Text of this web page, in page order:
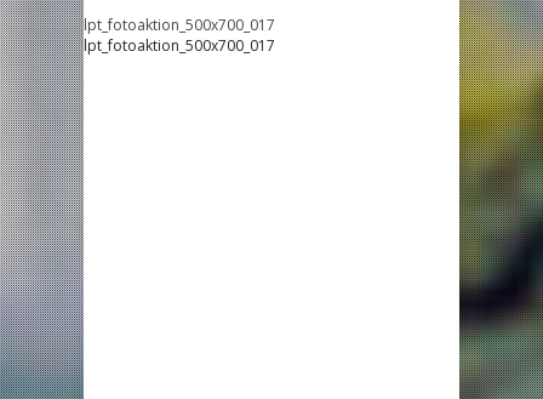
lpt_fotoaktion_500x700_017
lpt_fotoaktion_500x700_017